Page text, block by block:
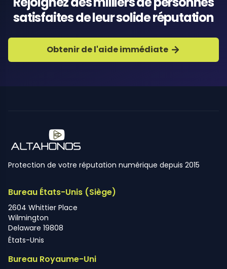
satisfaites de leur solide réputation
Obtenir de l'aide immédiate
Protection de votre réputation numérique depuis 2015
Bureau États-Unis (Siège)
2604 Whittier Place
Wilmington
Delaware 19808
États-Unis
Bureau Royaume-Uni